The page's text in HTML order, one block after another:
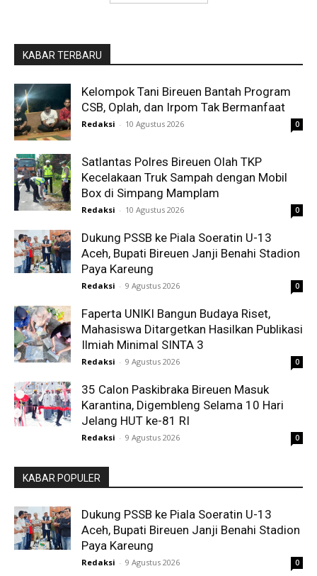
KABAR TERBARU
Kelompok Tani Bireuen Bantah Program
CSB, Oplah, dan Irpom Tak Bermanfaat
Redaksi - 10 Agustus 2026 0
Satlantas Polres Bireuen Olah TKP
Kecelakaan Truk Sampah dengan Mobil
Box di Simpang Mamplam
Redaksi - 10 Agustus 2026 0
Dukung PSSB ke Piala Soeratin U-13
Aceh, Bupati Bireuen Janji Benahi Stadion
Paya Kareung
Redaksi - 9 Agustus 2026 0
Faperta UNIKI Bangun Budaya Riset,
Mahasiswa Ditargetkan Hasilkan Publikasi
Ilmiah Minimal SINTA 3
Redaksi - 9 Agustus 2026 0
35 Calon Paskibraka Bireuen Masuk
Karantina, Digembleng Selama 10 Hari
Jelang HUT ke-81 RI
Redaksi - 9 Agustus 2026 0
KABAR POPULER
Dukung PSSB ke Piala Soeratin U-13
Aceh, Bupati Bireuen Janji Benahi Stadion
Paya Kareung
Redaksi - 9 Agustus 2026 0